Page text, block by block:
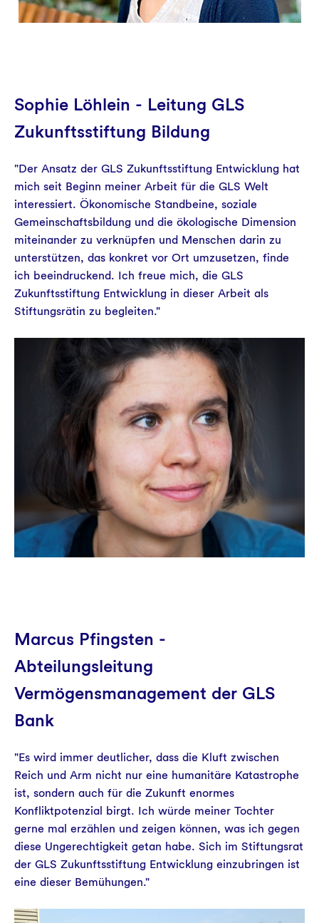
Sophie Löhlein - Leitung GLS
Zukunftsstiftung Bildung
"Der Ansatz der GLS Zukunftsstiftung Entwicklung hat
mich seit Beginn meiner Arbeit für die GLS Welt
interessiert. Ökonomische Standbeine, soziale
Gemeinschaftsbildung und die ökologische Dimension
miteinander zu verknüpfen und Menschen darin zu
unterstützen, das konkret vor Ort umzusetzen, finde
ich beeindruckend. Ich freue mich, die GLS
Zukunftsstiftung Entwicklung in dieser Arbeit als
Stiftungsrätin zu begleiten."
Marcus Pfingsten -
Abteilungsleitung
Vermögensmanagement der GLS
Bank
"Es wird immer deutlicher, dass die Kluft zwischen
Reich und Arm nicht nur eine humanitäre Katastrophe
ist, sondern auch für die Zukunft enormes
Konfliktpotenzial birgt. Ich würde meiner Tochter
gerne mal erzählen und zeigen können, was ich gegen
diese Ungerechtigkeit getan habe. Sich im Stiftungsrat
der GLS Zukunftsstiftung Entwicklung einzubringen ist
eine dieser Bemühungen."